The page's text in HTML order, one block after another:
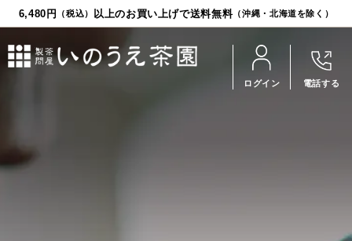
6,480円 （税込） 以上のお買い上げで送料無料（沖縄・北海道を除く）
ログイン 電話する